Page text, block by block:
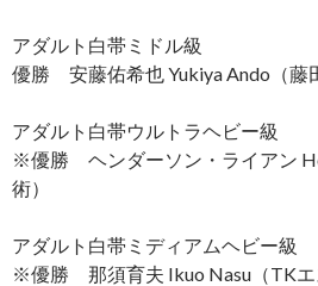
アダルト白帯ミドル級
優勝 安藤佑希也 Yukiya Ando（藤
アダルト白帯ウルトラヘビー級
※優勝 ヘンダーソン・ライアン
術）
アダルト白帯ミディアムヘビー級
※優勝 那須育夫 Ikuo Nasu（TKエ